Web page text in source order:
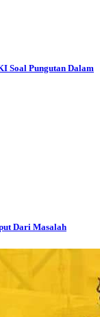
Soal Pungutan Dalam
Dari Masalah